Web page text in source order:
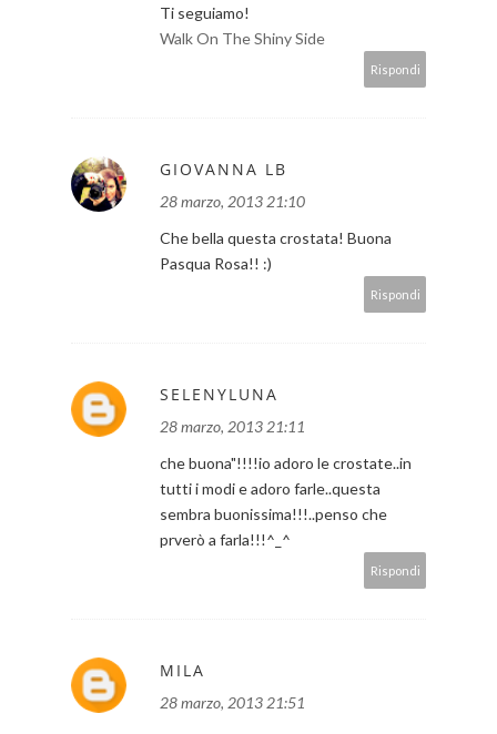
Ti seguiamo!
Walk On The Shiny Side
Rispondi
GIOVANNA LB
28 marzo, 2013 21:10
Che bella questa crostata! Buona
Pasqua Rosa!! :)
Rispondi
SELENYLUNA
28 marzo, 2013 21:11
che buona"!!!!io adoro le crostate..in
tutti i modi e adoro farle..questa
sembra buonissima!!!..penso che
prverò a farla!!!^_^
Rispondi
MILA
28 marzo, 2013 21:51